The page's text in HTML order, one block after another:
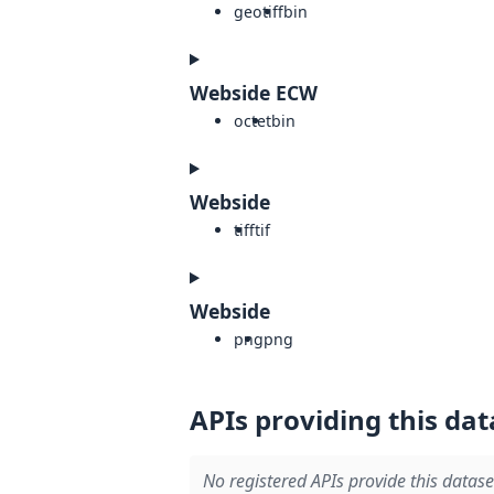
geotiffbin
Webside ECW
octetbin
Webside
tifftif
Webside
pngpng
APIs providing this
No registered APIs provide this